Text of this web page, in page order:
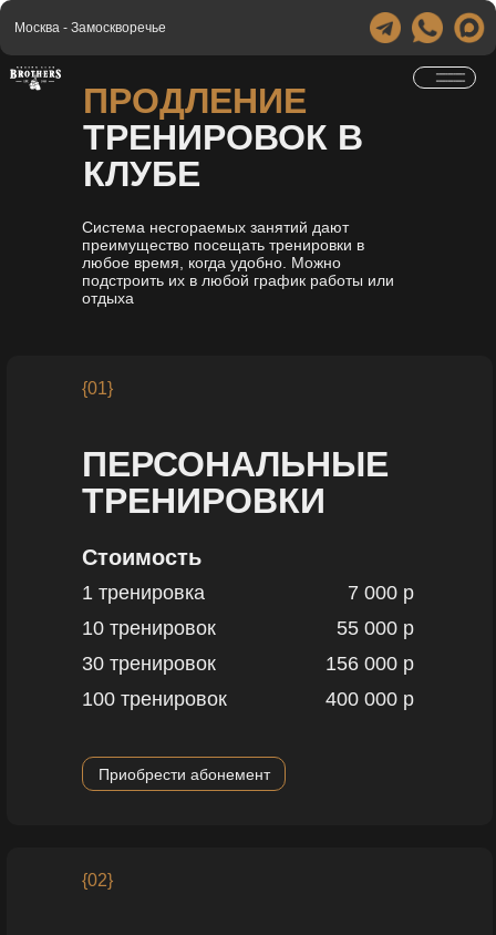
Москва - Замоскворечье
ПРОДЛЕНИЕ
ТРЕНИРОВОК В
КЛУБЕ
Система несгораемых занятий дают
преимущество посещать тренировки в
любое время, когда удобно. Можно
подстроить их в любой график работы или
отдыха
ПЕРСОНАЛЬНЫЕ
ТРЕНИРОВКИ
1 тренировка
10 тренировок
30 тренировок
100 тренировок
Приобрести абонемент
{01}
{02}
Стоимость
7 000 р
55 000 р
156 000 р
400 000 р